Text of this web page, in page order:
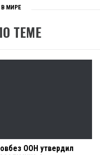
В МИРЕ
ТЕМЕ
ООН утвердил